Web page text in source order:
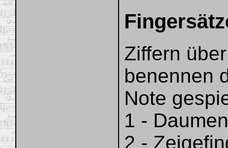
Ziffern
benennen
Note
1 -
2 -